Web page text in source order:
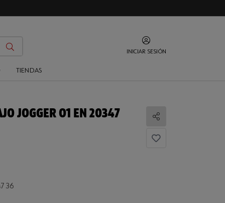
INICIAR SESIÓN
TIENDAS
JOGGER O1 EN 20347
Compartir
36